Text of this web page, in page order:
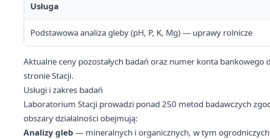
Usługa
Podstawowa analiza gleby (pH, P, K, Mg) — uprawy rolnicze
Aktualne ceny pozostałych badań oraz numer konta bankowego
stronie Stacji.
Usługi i zakres badań
Laboratorium Stacji prowadzi ponad 250 metod badawczych
obszary działalności obejmują:
Analizy gleb — mineralnych i organicznych, w tym